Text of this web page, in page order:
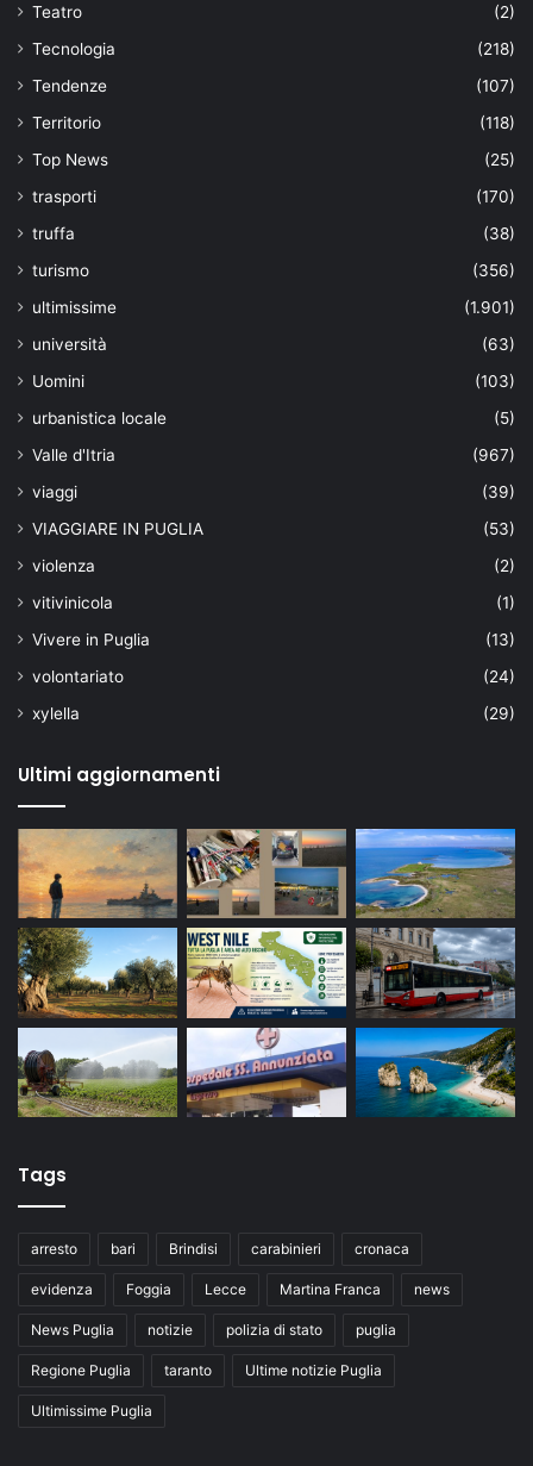
Teatro
(2)
Tecnologia
(218)
Tendenze
(107)
Territorio
(118)
Top News
(25)
trasporti
(170)
truffa
(38)
turismo
(356)
ultimissime
(1.901)
università
(63)
Uomini
(103)
urbanistica locale
(5)
Valle d'Itria
(967)
viaggi
(39)
VIAGGIARE IN PUGLIA
(53)
violenza
(2)
vitivinicola
(1)
Vivere in Puglia
(13)
volontariato
(24)
xylella
(29)
Ultimi aggiornamenti
Tags
arresto bari Brindisi carabinieri cronaca
evidenza Foggia Lecce Martina Franca news
News Puglia notizie polizia di stato puglia
Regione Puglia taranto Ultime notizie Puglia
Ultimissime Puglia